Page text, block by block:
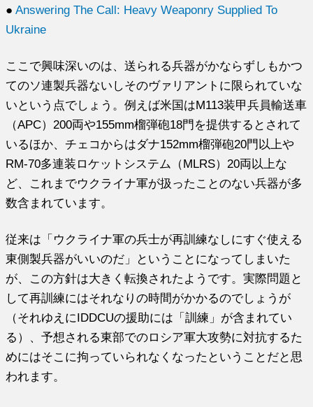
●Answering The Call: Heavy Weaponry Supplied To
Ukraine
ここで興味深いのは、送られる兵器がかならずしもかつ
てのソ連製兵器ないしそのヴァリアントに限られていな
いという点でしょう。例えば米国はM113装甲兵員輸送車
（APC）200両や155mm榴弾砲18門を提供するとされて
いるほか、チェコからはダナ152mm榴弾砲20門以上や
RM-70多連装ロケットシステム（MLRS）20両以上な
ど、これまでウクライナ軍が扱ったことのない兵器が多
数含まれています。
従来は「ウクライナ軍の兵士が再訓練なしにすぐ使える
東側製兵器がいいのだ」ということになってしまいた
が、この方針は大きく転換されたようです。実際問題と
して再訓練にはそれなりの時間がかかるのでしょうが
（それゆえにIDDCUの援助には「訓練」が含まれてい
る）、予想される東部でのロシア軍大攻勢に対抗するた
めにはそこに拘っていられなくなったということだと思
われます。